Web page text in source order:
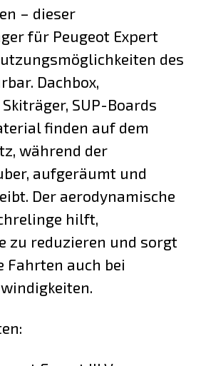
– dieser
für Peugeot Expert
des
Dachbox,
SUP-Boards
finden auf dem
während der
aufgeräumt und
Der aerodynamische
hilft,
zu reduzieren und sorgt
Fahrten auch bei